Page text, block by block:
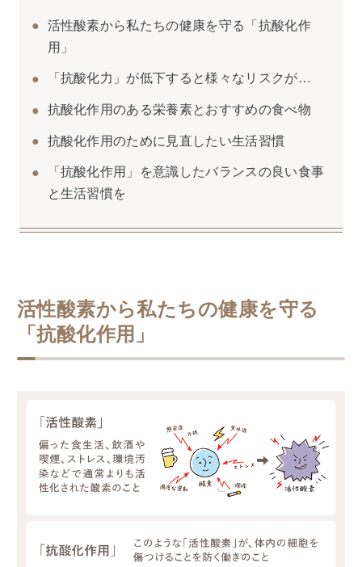
活性酸素から私たちの健康を守る「抗酸化作
用」
「抗酸化力」が低下すると様々なリスクが…
抗酸化作用のある栄養素とおすすめの食べ物
抗酸化作用のために見直したい生活習慣
「抗酸化作用」を意識したバランスの良い食事
と生活習慣を
活性酸素から私たちの健康を守る
「抗酸化作用」